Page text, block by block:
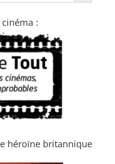
:
héroïne britannique